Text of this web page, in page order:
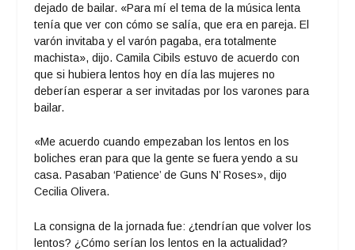
dejado de bailar. «Para mí el tema de la música lenta
tenía que ver con cómo se salía, que era en pareja. El
varón invitaba y el varón pagaba, era totalmente
machista», dijo. Camila Cibils estuvo de acuerdo con
que si hubiera lentos hoy en día las mujeres no
deberían esperar a ser invitadas por los varones para
bailar.
«Me acuerdo cuando empezaban los lentos en los
boliches eran para que la gente se fuera yendo a su
casa. Pasaban ‘Patience’ de Guns N’ Roses», dijo
Cecilia Olivera.
La consigna de la jornada fue: ¿tendrían que volver los
lentos? ¿Cómo serían los lentos en la actualidad?